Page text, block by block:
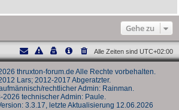
Gehe zu
Alle Zeiten sind UTC+02:00
thruxton-forum.de Alle Rechte vorbehalten.
Lars; 2012-2017 Abgeratzter.
rechtlicher Admin: Rainman.
2026 technischer Admin: Paule.
3.3.17, letzte Aktualisierung 12.06.2026